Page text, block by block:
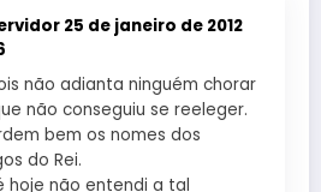
25 de janeiro de 2012
não adianta ninguém chorar
não conseguiu se reeleger.
bem os nomes dos
do Rei.
hoje não entendi a tal